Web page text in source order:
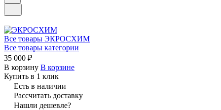
Все товары ЭКРОСХИМ
Все товары категории
35 000 ₽
В корзину В корзине
Купить в 1 клик
Есть в наличии
Рассчитать доставку
Нашли дешевле?